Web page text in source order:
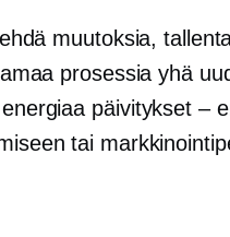
muutoksia,
prosessia yhä
päivitykset –
tai